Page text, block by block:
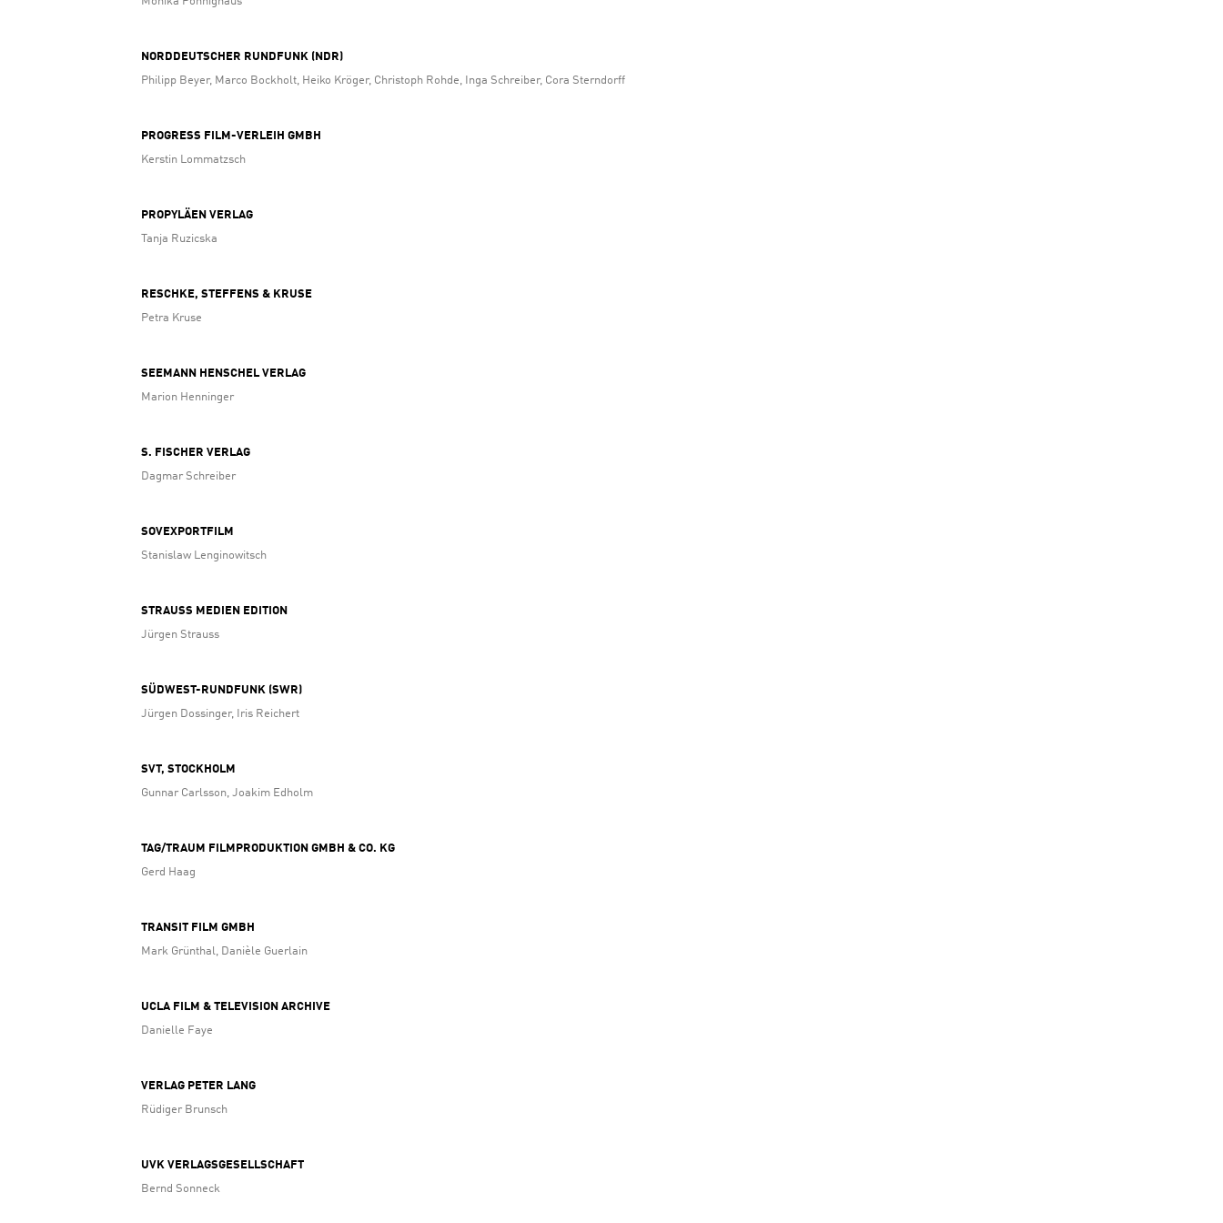
NORDDEUTSCHER RUNDFUNK (NDR)
Philipp Beyer, Marco Bockholt, Heiko Kröger, Christoph Rohde, Inga Schreiber, Cora Sterndorff
PROGRESS FILM-VERLEIH GMBH
Kerstin Lommatzsch
PROPYLÄEN VERLAG
Tanja Ruzicska
RESCHKE, STEFFENS & KRUSE
Petra Kruse
SEEMANN HENSCHEL VERLAG
Marion Henninger
S. FISCHER VERLAG
Dagmar Schreiber
SOVEXPORTFILM
Stanislaw Lenginowitsch
STRAUSS MEDIEN EDITION
Jürgen Strauss
SÜDWEST-RUNDFUNK (SWR)
Jürgen Dossinger, Iris Reichert
SVT, STOCKHOLM
Gunnar Carlsson, Joakim Edholm
TAG/TRAUM FILMPRODUKTION GMBH & CO. KG
Gerd Haag
TRANSIT FILM GMBH
Mark Grünthal, Danièle Guerlain
UCLA FILM & TELEVISION ARCHIVE
Danielle Faye
VERLAG PETER LANG
Rüdiger Brunsch
UVK VERLAGSGESELLSCHAFT
Bernd Sonneck